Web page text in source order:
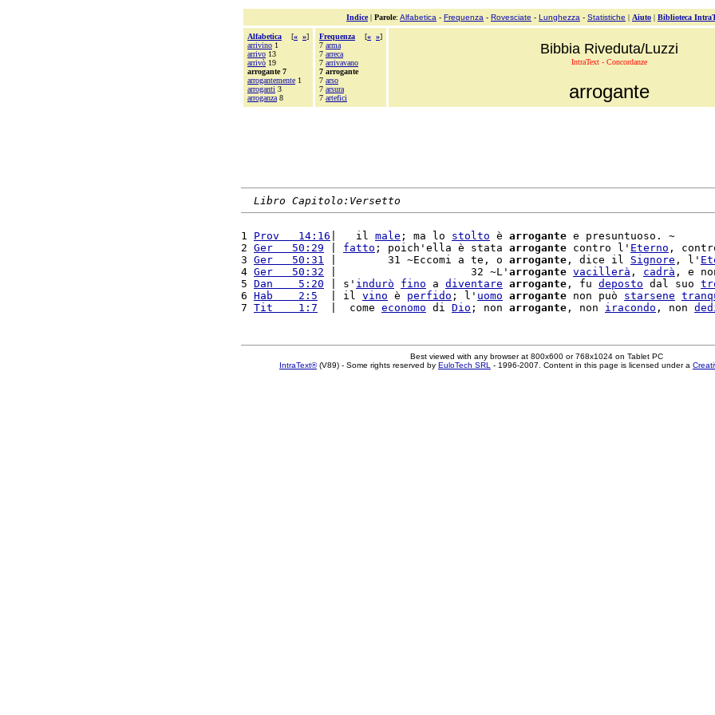
Indice| Parole: Alfabetica - Frequenza - Rovesciate - Lunghezza - Statistiche | Aiuto | Biblioteca
Alfabetica [« »]
arrivino 1
arrivo 13
arrivò 19
arrogante 7
arrogantemente 1
arroganti 3
arroganza 8
Frequenza [« »]
7 arma
7 arreca
7 arrivavano
7 arrogante
7 arso
7 arsura
7 artefici
Bibbia Riveduta/Luzzi
IntraText - Concordanze
arrogante
Libro Capitolo:Versetto
1 Prov   14:16 |   il male ; ma lo stolto è arrogante e presuntuoso. ~
2 Ger   50:29 fatto ; poich'ella è stata arrogante contro l' Eterno ,
3 Ger   50:31 |        31 ~Eccomi a te, o arrogante , dice il Signore , l'
4 Ger   50:32 |                     32 ~L' arrogante vacillerà , cadrà , e
5 Dan    5:20 | s' indurò fino a diventare arrogante , fu deposto dal suo
6 Hab    2:5
  | il
vino è perfido ; l' uomo arrogante non può starsene
7 Tit    1:7
  |  come
economo di Dio ; non arrogante , non iracondo , non
Best viewed with any browser at 800x600 or 768x1024 on Tablet PC
IntraText®(V89) - Some rights reserved by EuloTech SRL - 1996-2007. Content in this page is licensed under a